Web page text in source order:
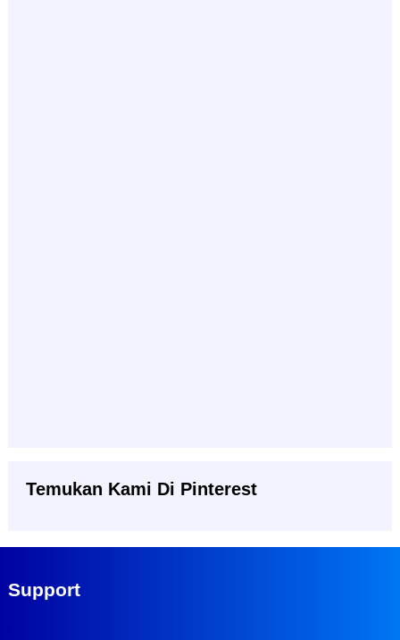
Temukan Kami Di Pinterest
Support